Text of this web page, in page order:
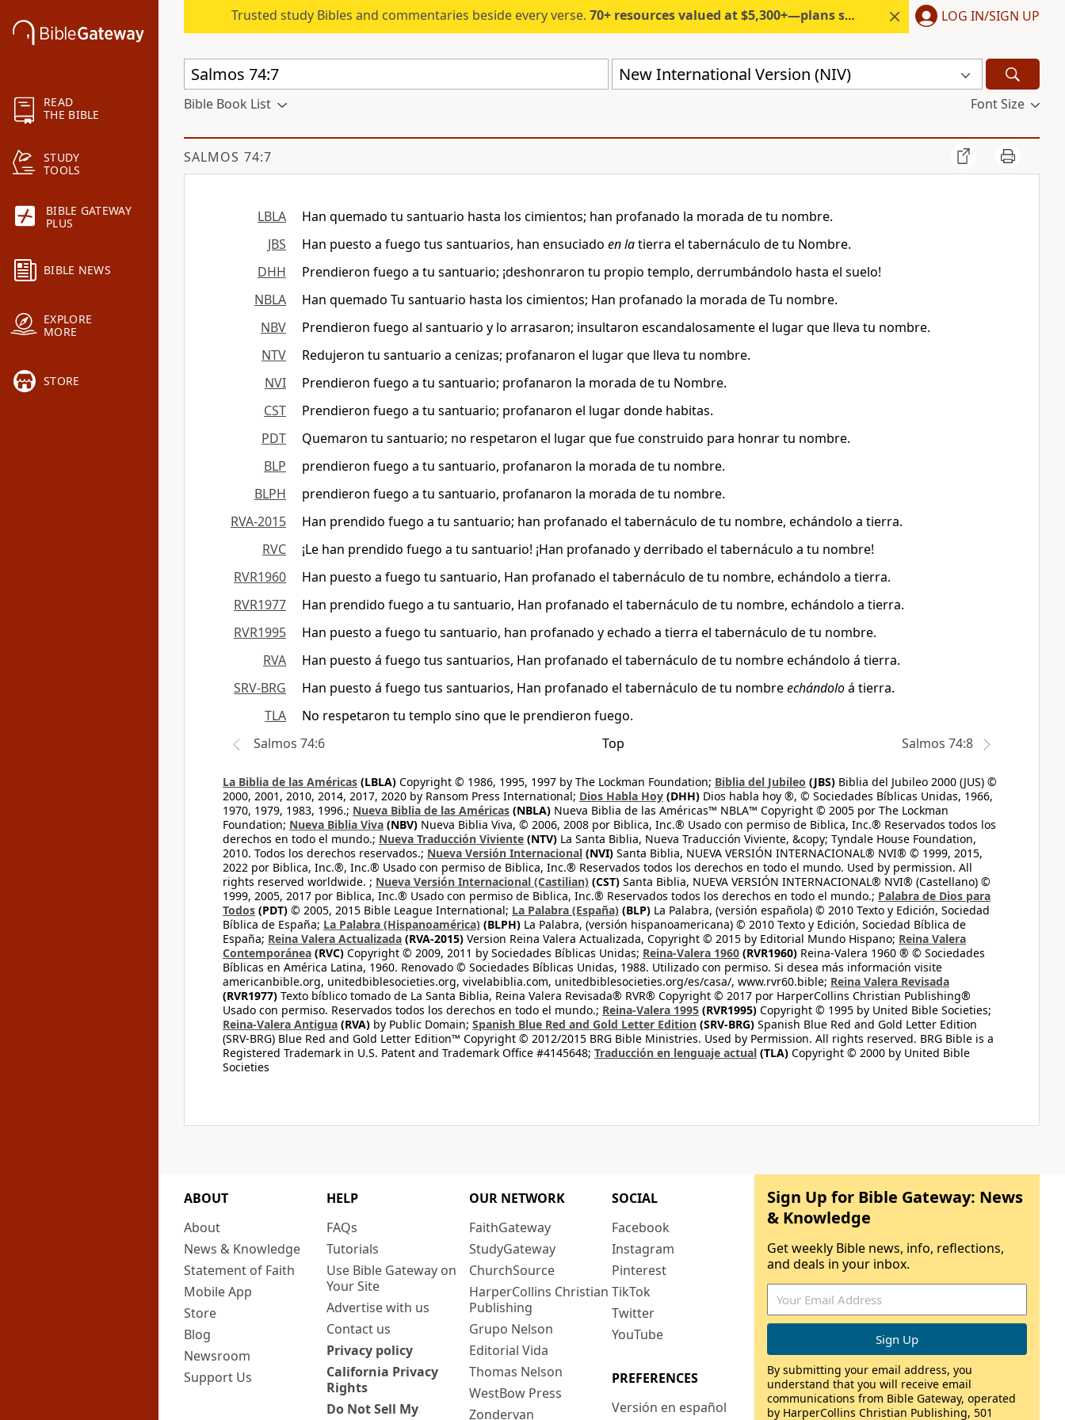
READ
THE BIBLE
STUDY
TOOLS
BIBLE GATEWAY
PLUS
BIBLE NEWS
EXPLORE
MORE
STORE
Trusted study Bibles and commentaries beside every verse. 70+ resources valued at $5,300+—plans start under $6/month. LOG IN/SIGN UP
New International Version (NIV)
Bible Book List Font Size
SALMOS 74:7
LBLA
Han quemado tu santuario hasta los cimientos; han profanado la morada de tu nombre.
JBS
Han puesto a fuego tus santuarios, han ensuciado en latierra el tabernáculo de tu Nombre.
DHH
Prendieron fuego a tu santuario; ¡deshonraron tu propio templo, derrumbándolo hasta el suelo!
NBLA
Han quemado Tu santuario hasta los cimientos; Han profanado la morada de Tu nombre.
NBV
Prendieron fuego al santuario y lo arrasaron; insultaron escandalosamente el lugar que lleva tu nombre.
NTV
Redujeron tu santuario a cenizas; profanaron el lugar que lleva tu nombre.
NVI
Prendieron fuego a tu santuario; profanaron la morada de tu Nombre.
CST
Prendieron fuego a tu santuario; profanaron el lugar donde habitas.
PDT
Quemaron tu santuario; no respetaron el lugar que fue construido para honrar tu nombre.
BLP
prendieron fuego a tu santuario, profanaron la morada de tu nombre.
BLPH
prendieron fuego a tu santuario, profanaron la morada de tu nombre.
RVA-2015
Han prendido fuego a tu santuario; han profanado el tabernáculo de tu nombre, echándolo a tierra.
RVC
¡Le han prendido fuego a tu santuario! ¡Han profanado y derribado el tabernáculo a tu nombre!
RVR1960
Han puesto a fuego tu santuario, Han profanado el tabernáculo de tu nombre, echándolo a tierra.
RVR1977
Han prendido fuego a tu santuario, Han profanado el tabernáculo de tu nombre, echándolo a tierra.
RVR1995
Han puesto a fuego tu santuario, han profanado y echado a tierra el tabernáculo de tu nombre.
RVA
Han puesto á fuego tus santuarios, Han profanado el tabernáculo de tu nombre echándolo á tierra.
SRV-BRG
Han puesto á fuego tus santuarios, Han profanado el tabernáculo de tu nombreechándoloá tierra.
TLA
No respetaron tu templo sino que le prendieron fuego.
Salmos 74:6
Top Salmos 74:8
La Biblia de las Américas (LBLA) Copyright © 1986, 1995, 1997 by The Lockman Foundation; Biblia del Jubileo (JBS) Biblia del Jubileo 2000 (JUS) ©
2000, 2001, 2010, 2014, 2017, 2020 by Ransom Press International; Dios Habla Hoy (DHH) Dios habla hoy ®, © Sociedades Bíblicas Unidas, 1966,
1970, 1979, 1983, 1996.; Nueva Biblia de las Américas (NBLA) Nueva Biblia de las Américas™ NBLA™ Copyright © 2005 por The Lockman
Foundation; Nueva Biblia Viva (NBV) Nueva Biblia Viva, © 2006, 2008 por Biblica, Inc.® Usado con permiso de Biblica, Inc.® Reservados todos los
derechos en todo el mundo.; Nueva Traducción Viviente (NTV) La Santa Biblia, Nueva Traducción Viviente, &copy; Tyndale House Foundation,
2010. Todos los derechos reservados.; Nueva Versión Internacional (NVI) Santa Biblia, NUEVA VERSIÓN INTERNACIONAL® NVI® © 1999, 2015,
2022 por Biblica, Inc.®, Inc.® Usado con permiso de Biblica, Inc.® Reservados todos los derechos en todo el mundo. Used by permission. All
rights reserved worldwide. ; Nueva Versión Internacional (Castilian) (CST) Santa Biblia, NUEVA VERSIÓN INTERNACIONAL® NVI® (Castellano) ©
1999, 2005, 2017 por Biblica, Inc.® Usado con permiso de Biblica, Inc.® Reservados todos los derechos en todo el mundo.; Palabra de Dios para
Todos (PDT) © 2005, 2015 Bible League International; La Palabra (España) (BLP) La Palabra, (versión española) © 2010 Texto y Edición, Sociedad
Bíblica de España; La Palabra (Hispanoamérica) (BLPH) La Palabra, (versión hispanoamericana) © 2010 Texto y Edición, Sociedad Bíblica de
España; Reina Valera Actualizada (RVA-2015) Version Reina Valera Actualizada, Copyright © 2015 by Editorial Mundo Hispano; Reina Valera
Contemporánea (RVC) Copyright © 2009, 2011 by Sociedades Bíblicas Unidas; Reina-Valera 1960 (RVR1960) Reina-Valera 1960 ® © Sociedades
Bíblicas en América Latina, 1960. Renovado © Sociedades Bíblicas Unidas, 1988. Utilizado con permiso. Si desea más información visite
americanbible.org, unitedbiblesocieties.org, vivelabiblia.com, unitedbiblesocieties.org/es/casa/, www.rvr60.bible; Reina Valera Revisada
(RVR1977) Texto bíblico tomado de La Santa Biblia, Reina Valera Revisada® RVR® Copyright © 2017 por HarperCollins Christian Publishing®
Usado con permiso. Reservados todos los derechos en todo el mundo.; Reina-Valera 1995 (RVR1995) Copyright © 1995 by United Bible Societies;
Reina-Valera Antigua (RVA) by Public Domain; Spanish Blue Red and Gold Letter Edition (SRV-BRG) Spanish Blue Red and Gold Letter Edition
(SRV-BRG) Blue Red and Gold Letter Edition™ Copyright © 2012/2015 BRG Bible Ministries. Used by Permission. All rights reserved. BRG Bible is a
Registered Trademark in U.S. Patent and Trademark Office #4145648; Traducción en lenguaje actual (TLA) Copyright © 2000 by United Bible
Societies
ABOUT
About
News & Knowledge
Statement of Faith
Mobile App
Store
Blog
Newsroom
Support Us
HELP
FAQs
Tutorials
Use Bible Gateway on
Your Site
Advertise with us
Contact us
Privacy policy
California Privacy
Rights
Do Not Sell My
OUR NETWORK
FaithGateway
StudyGateway
ChurchSource
HarperCollins Christian
Publishing
Grupo Nelson
Editorial Vida
Thomas Nelson
WestBow Press
Zondervan
SOCIAL
Facebook
Instagram
Pinterest
TikTok
Twitter
YouTube
PREFERENCES
Versión en español
Sign Up for Bible Gateway: News
& Knowledge
Get weekly Bible news, info, reflections,
and deals in your inbox.
By submitting your email address, you
understand that you will receive email
communications from Bible Gateway, operated
by HarperCollins Christian Publishing, 501